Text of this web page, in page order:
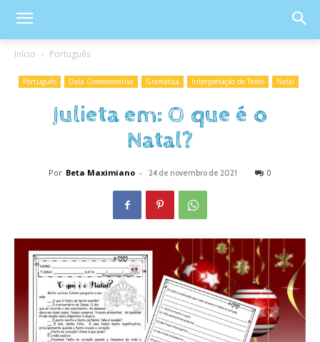
Início Português
Português Data Comemorativa Gramática Interpretação de Texto Natal
Julieta em: O que é o
Natal?
Por Beta Maximiano - 24 de novembro de 2021 0